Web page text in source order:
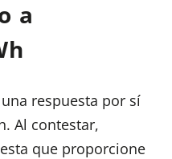
a
respuesta por sí
Al contestar,
que proporcione